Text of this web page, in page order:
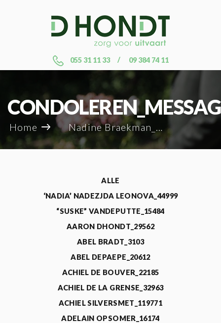
055 31 11 33 09 384 74 11
Home Nadine Braekman_126359
ALLE
‘NADIA’ NADEZJDA LEONOVA_44999
“SUSKE” VANDEPUTTE_15484
AARON DHONDT_29562
ABEL BRADT_3103
ABEL DEPAEPE_20612
ACHIEL DE BOUVER_22185
ACHIEL DE LA GRENSE_32963
ACHIEL SILVERSMET_119771
ADELAIN OPSOMER_16174